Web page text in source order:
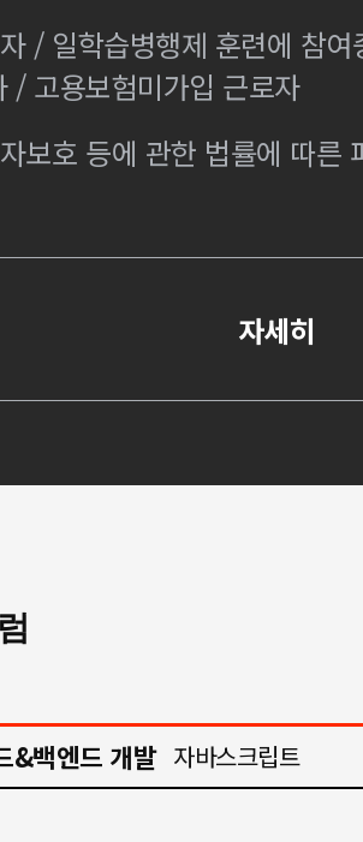
/ 일학습병행제 훈련에 참
/ 고용보험미가입 근로자
보호 등에 관한 법률에 따른
자세히
&백엔드 개발 자바스크립트